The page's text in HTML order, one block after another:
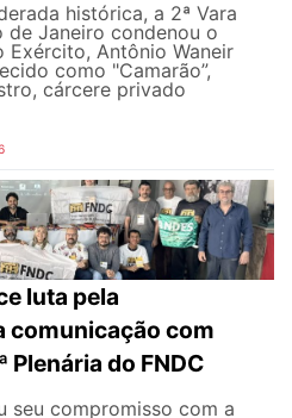
histórica, a 2ª Vara
de Janeiro condenou o
Antônio Waneir
como "Camarão”,
cárcere privado
luta pela
comunicação com
Plenária do FNDC
seu compromisso com a